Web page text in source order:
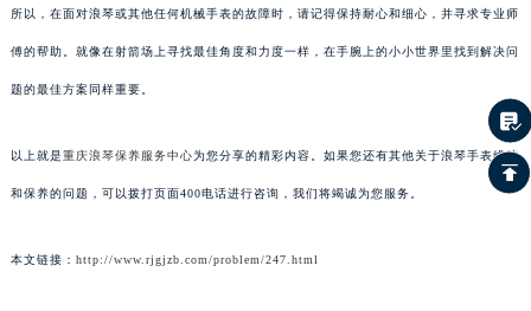
所以，在面对浪琴或其他任何机械手表的故障时，请记得保持耐心和细心，并寻求专业师
傅的帮助。就像在射箭场上寻找最佳角度和力度一样，在手腕上的小小世界里找到解决问
题的最佳方案同样重要。
以上就是重庆浪琴保养服务中心为您分享的精彩内容。如果您还有其他关于浪琴手表维护
和保养的问题，可以拨打页面400电话进行咨询，我们将竭诚为您服务。
本文链接： http://www.rjgjzb.com/problem/247.html